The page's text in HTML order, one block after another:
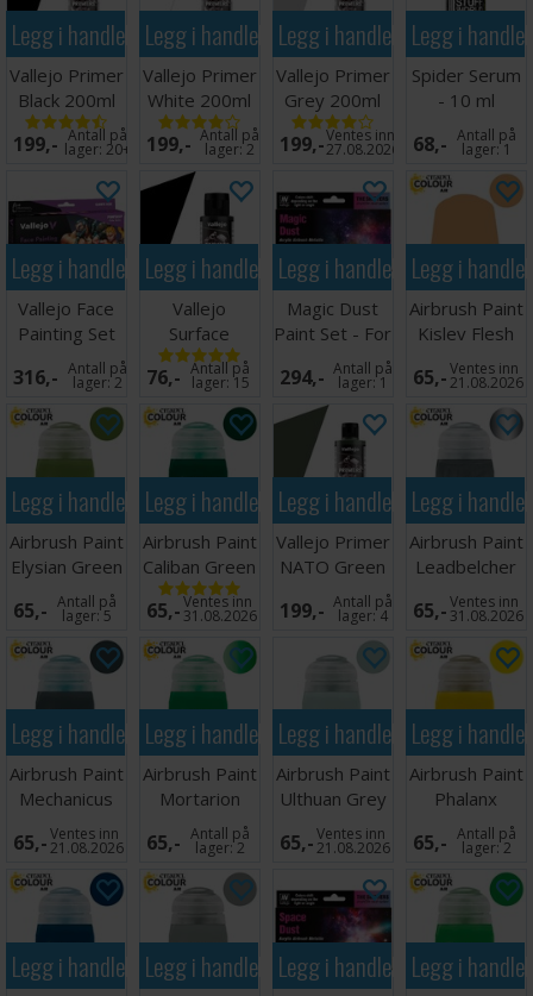
Legg i handlekurven
Vallejo Primer
Black 200ml
199,- Antall på
lager: 20+
Legg i handlekurven
Vallejo Primer
White 200ml
199,- Antall på
lager:2
Legg i handlekurven
Vallejo Primer
Grey 200ml
199,-Ventes inn
27.08.2026
Legg i
Spider Serum
- 10 ml
68,- Antall på
lager:1
Legg i handlekurven
Vallejo Face
Painting Set
316,- Antall på
lager:2
Legg i handlekurven
Vallejo
Surface
Primer Black/
Sort 60ml
76,- Antall på
lager: 15
Legg i handlekurven
Magic Dust
Paint Set - For
Airbrush
294,- Antall på
lager:1
Legg i
Airbrush Paint
Kislev Flesh
24ml
65,-Ventes inn
21.08.2026
Legg i handlekurven
Airbrush Paint
Elysian Green
24ml
65,- Antall på
lager:5
Legg i handlekurven
Airbrush Paint
Caliban Green
24ml
65,-Ventes inn
31.08.2026
Legg i handlekurven
Vallejo Primer
NATO Green
200ml
199,- Antall på
lager:4
Legg i
Airbrush Paint
Leadbelcher
24ml
65,-Ventes inn
31.08.2026
Legg i handlekurven
Airbrush Paint
Mechanicus
Standard
Grey
65,-Ventes inn
21.08.2026
Legg i handlekurven
Airbrush Paint
Mortarion
Green 24ml
65,- Antall på
lager:2
Legg i handlekurven
Airbrush Paint
Ulthuan Grey
24ml
65,-Ventes inn
21.08.2026
Legg i
Airbrush Paint
Phalanx
Yellow 24ml
65,- Antall på
lager:2
Legg i handlekurvenLegg i handlekurvenLegg i handlekurven
Legg i